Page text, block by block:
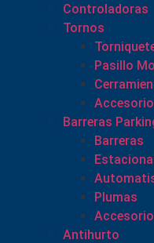
Controladoras
Tornos
Pasillo
Barreras
Barreras
Plumas
Antihurto